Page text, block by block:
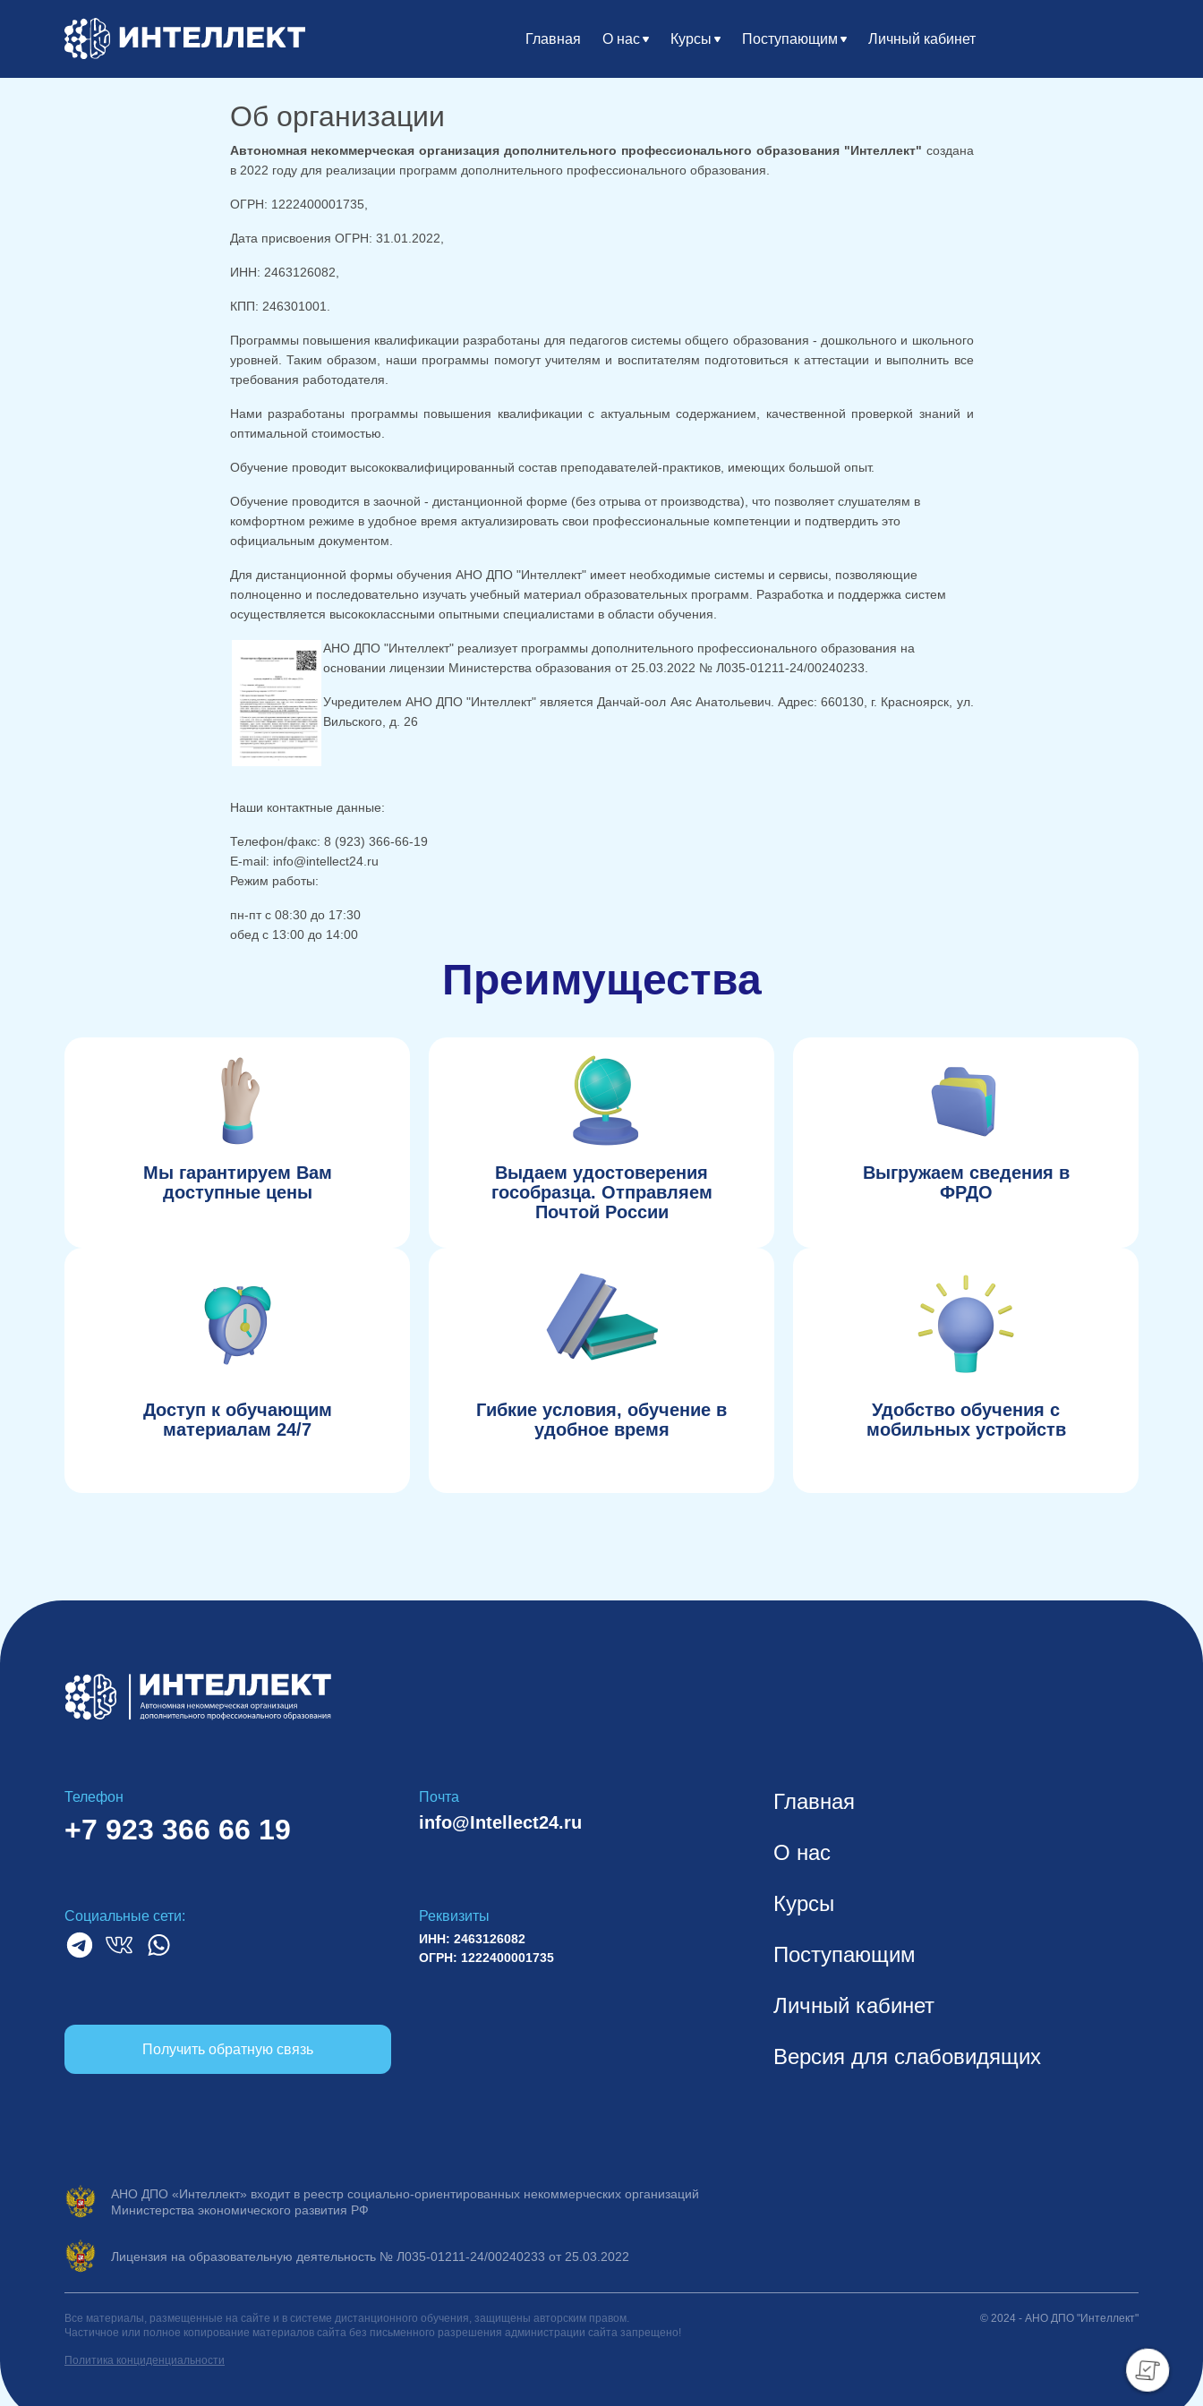
Главная О нас Курсы Поступающим Личный кабинет
Об организации
Автономная некоммерческая организация дополнительного профессионального образования "Интеллект" создана
в 2022 году для реализации программ дополнительного профессионального образования.
ОГРН: 1222400001735,
Дата присвоения ОГРН: 31.01.2022,
ИНН: 2463126082,
КПП: 246301001.
Программы повышения квалификации разработаны для педагогов системы общего образования - дошкольного и школьного
уровней. Таким образом, наши программы помогут учителям и воспитателям подготовиться к аттестации и выполнить все
требования работодателя.
Нами разработаны программы повышения квалификации с актуальным содержанием, качественной проверкой знаний и
оптимальной стоимостью.
Обучение проводит высококвалифицированный состав преподавателей-практиков, имеющих большой опыт.
Обучение проводится в заочной - дистанционной форме (без отрыва от производства), что позволяет слушателям в
комфортном режиме в удобное время актуализировать свои профессиональные компетенции и подтвердить это
официальным документом.
Для дистанционной формы обучения АНО ДПО "Интеллект" имеет необходимые системы и сервисы, позволяющие
полноценно и последовательно изучать учебный материал образовательных программ. Разработка и поддержка систем
осуществляется высококлассными опытными специалистами в области обучения.
АНО ДПО "Интеллект" реализует программы дополнительного профессионального образования на
основании лицензии Министерства образования от 25.03.2022 № Л035-01211-24/00240233.
Учредителем АНО ДПО "Интеллект" является Данчай-оол Аяс Анатольевич. Адрес: 660130, г. Красноярск, ул.
Вильского, д. 26
Наши контактные данные:
Телефон/факс: 8 (923) 366-66-19
E-mail: info@intellect24.ru
Режим работы:
пн-пт с 08:30 до 17:30
обед с 13:00 до 14:00
Преимущества
Мы гарантируем Вам
доступные цены
Выдаем удостоверения
гособразца. Отправляем
Почтой России
Выгружаем сведения в
ФРДО
Доступ к обучающим
материалам 24/7
Гибкие условия, обучение в
удобное время
Удобство обучения с
мобильных устройств
Телефон
+7 923 366 66 19
Почта
info@Intellect24.ru
Социальные сети: Реквизиты
ИНН: 2463126082
ОГРН: 1222400001735
Получить обратную связь
Главная
О нас
Курсы
Поступающим
Личный кабинет
Версия для слабовидящих
АНО ДПО «Интеллект» входит в реестр социально-ориентированных некоммерческих организаций
Министерства экономического развития РФ
Лицензия на образовательную деятельность № Л035-01211-24/00240233 от 25.03.2022
Все материалы, размещенные на сайте и в системе дистанционного обучения, защищены авторским правом.
Частичное или полное копирование материалов сайта без письменного разрешения администрации сайта запрещено!
Политика конциденциальности
© 2024 - АНО ДПО "Интеллект"